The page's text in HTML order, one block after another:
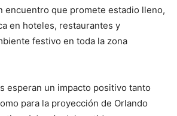
encuentro que promete estadio lleno,
en hoteles, restaurantes y
festivo en toda la zona
esperan un impacto positivo tanto
para la proyección de Orlando